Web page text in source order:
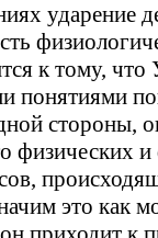
ударение
к тому, что
понятиями
стороны,
физических и
это как